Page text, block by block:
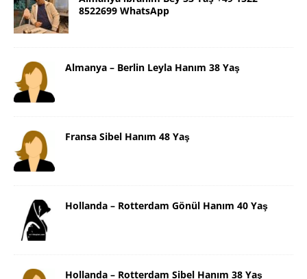
8522699 WhatsApp
Almanya – Berlin Leyla Hanım 38 Yaş
Fransa Sibel Hanım 48 Yaş
Hollanda – Rotterdam Gönül Hanım 40 Yaş
Hollanda – Rotterdam Sibel Hanım 38 Yaş